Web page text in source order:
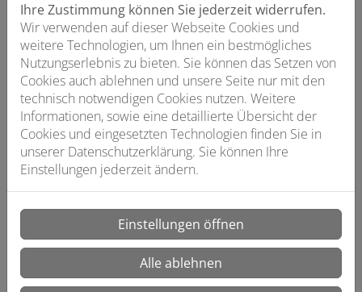
Umwelt schonen, Förderung erhalten, Kosten
sparen
Mit einer Wärmepumpe leisten Sie einen wertvollen
Beitrag zur Energiewende: Sie setzen Sie auf
regenerative Energien und heizen weitgehend CO2-
neutral. Die Finanzierung Ihrer Wärmepumpe kann
daher über staatliche Mittel bezuschusst werden. Auch
die Kombination mit einer Photovoltaik-Anlage wird
gefördert. Wenn Sie im Sommer Ihre Räume auch
besonders effizient kühlen wollen, sind Sole/Wasser-
Wärmepumpen und Wasser/Wasser-Wärmepumpen
eine gute Wahl.
Ihre Zustimmung können Sie jederzeit widerrufen.
Wir verwenden auf dieser Webseite Cookies und
weitere Technologien, um Ihnen ein bestmögliches
Nutzungserlebnis zu bieten. Sie können das Setzen von
Cookies auch ablehnen und unsere Seite nur mit den
technisch notwendigen Cookies nutzen. Weitere
Informationen, sowie eine detaillierte Übersicht der
Cookies und eingesetzten Technologien finden Sie in
unserer Datenschutzerklärung. Sie können Ihre
Einstellungen jederzeit ändern.
Einstellungen öffnen
Alle ablehnen